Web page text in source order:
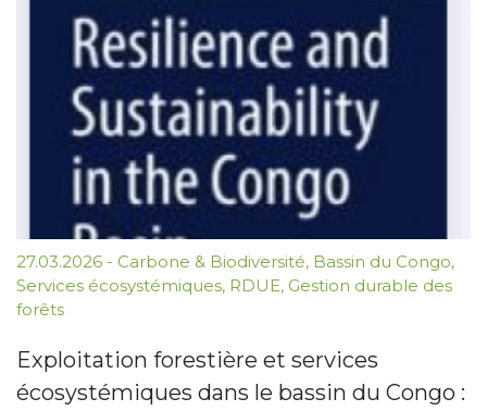
27.03.2026 - Carbone & Biodiversité, Bassin du Congo,
Services écosystémiques, RDUE, Gestion durable des
forêts
Exploitation forestière et services
écosystémiques dans le bassin du Congo :